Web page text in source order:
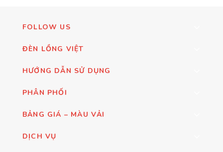
FOLLOW US
ĐÈN LỒNG VIỆT
HƯỚNG DẪN SỬ DỤNG
PHÂN PHỐI
BẢNG GIÁ – MÀU VẢI
DỊCH VỤ